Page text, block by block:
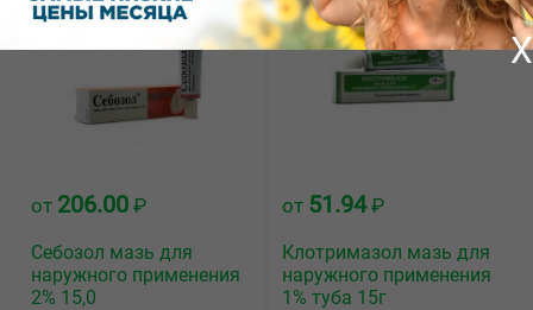
от 206.00 ₽
Себозол мазь для
наружного применения
2% 15,0
от 51.94₽
Клотримазол мазь для
наружного применения
1% туба 15г
X